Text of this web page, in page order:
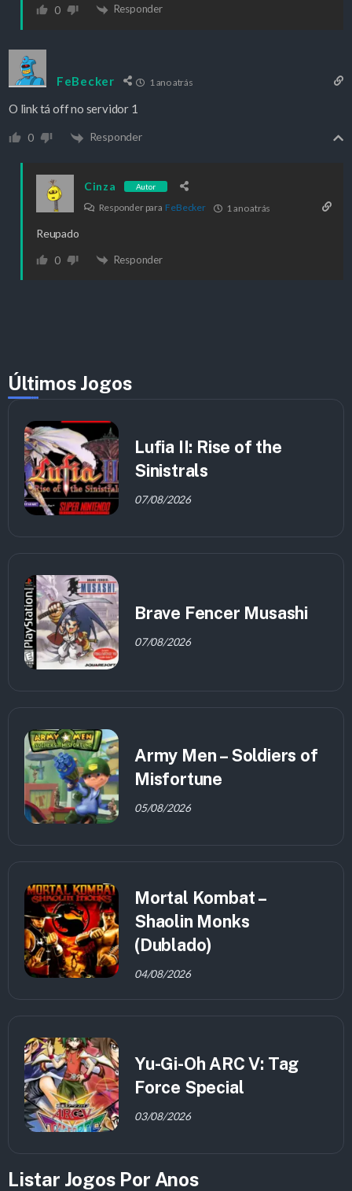
0 Responder
FeBecker 1 ano atrás
O link tá off no servidor 1
0 Responder
Cinza Autor
Responder para FeBecker 1 ano atrás
Reupado
0 Responder
Últimos Jogos
Lufia II: Rise of the
Sinistrals
07/08/2026
Brave Fencer Musashi
07/08/2026
Army Men – Soldiers of
Misfortune
05/08/2026
Mortal Kombat –
Shaolin Monks
(Dublado)
04/08/2026
Yu-Gi-Oh ARC V: Tag
Force Special
03/08/2026
Listar Jogos Por Anos